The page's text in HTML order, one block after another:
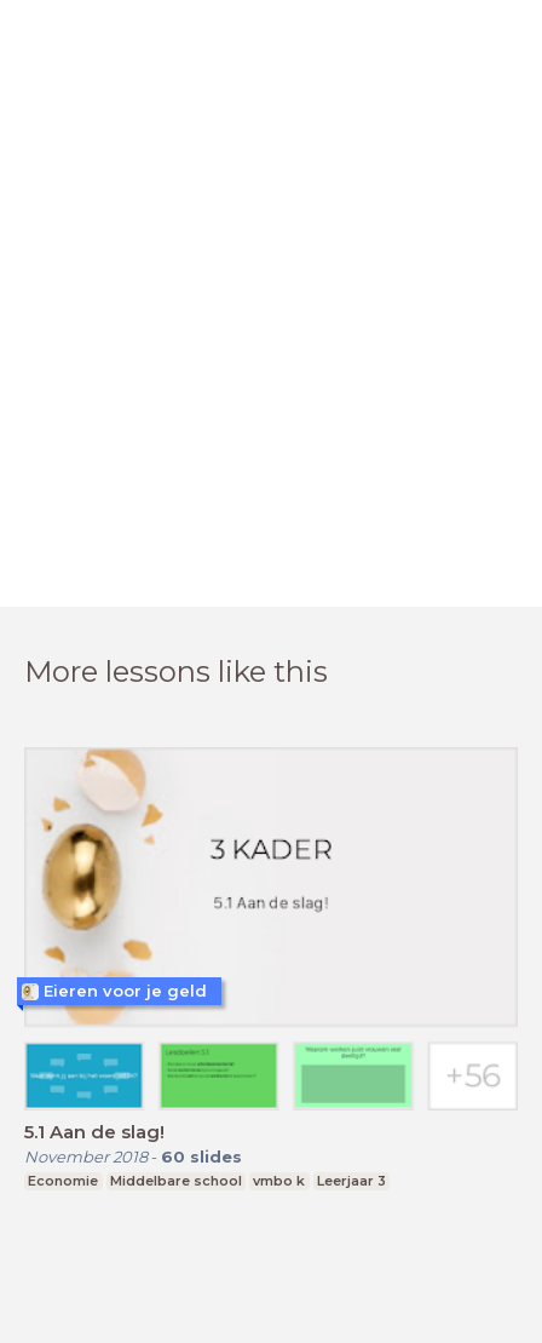
More lessons like this
5.1 Aan de slag!
November 2018- 60 slides
Economie Middelbare school vmbo k Leerjaar 3
Eieren voor je geld